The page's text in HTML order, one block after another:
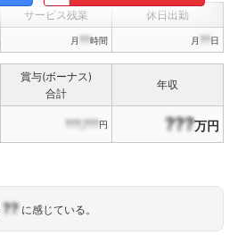
サービス残業 休日出勤
月 ??時間 月 ??日
賞与(ボーナス)
合計
年収
???,???円 ???万円
??に感じている。